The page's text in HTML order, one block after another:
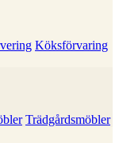
Köksförvaring
Trädgårdsmöbler